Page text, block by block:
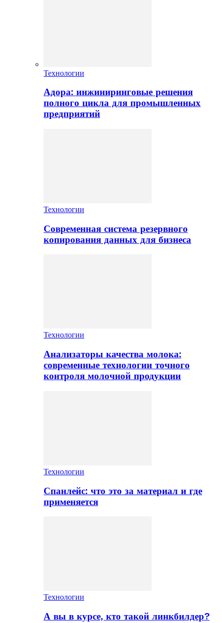
Технологии
Адора: инжиниринговые решения
полного цикла для промышленных
предприятий
Технологии
Современная система резервного
копирования данных для бизнеса
Технологии
Анализаторы качества молока:
современные технологии точного
контроля молочной продукции
Технологии
Спанлейс: что это за материал и где
применяется
Технологии
А вы в курсе, кто такой линкбилдер?